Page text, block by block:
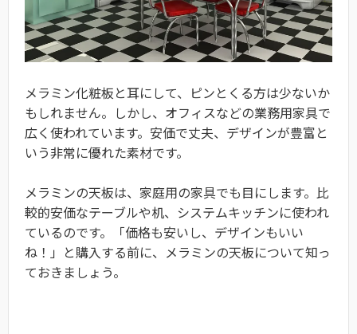
メラミン化粧板と耳にして、ピンとくる方は少ないか
もしれません。しかし、オフィスなどの業務用家具で
広く使われています。安価で丈夫、デザインが豊富と
いう非常に優れた素材です。
メラミンの天板は、家庭用の家具でも目にします。比
較的安価なテーブルや机、システムキッチンに使われ
ているのです。「価格も安いし、デザインもいい
ね！」と購入する前に、メラミンの天板について知っ
ておきましょう。